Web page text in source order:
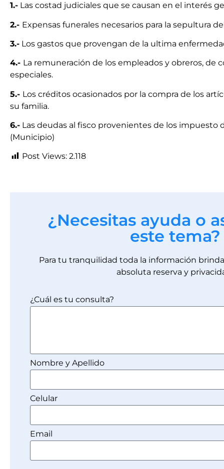
1.- Las costad judiciales que se causan en el interés
2.- Expensas funerales necesarios para la sepultura
3.- Los gastos que provengan de la ultima
4.- La remuneración de los empleados y obreros, de
especiales.
5.- Los créditos ocasionados por la compra de los
su familia.
6.- Las deudas al fisco provenientes de los impuesto
(Municipio)
Post Views: 2.118
¿Necesitas ayuda o
este tema?
Para tu tranquilidad toda la información
absoluta reserva y
¿Cuál es tu consulta?
Nombre y Apellido
Celular
Email